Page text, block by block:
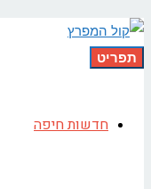
תפריט
חדשות חיפה